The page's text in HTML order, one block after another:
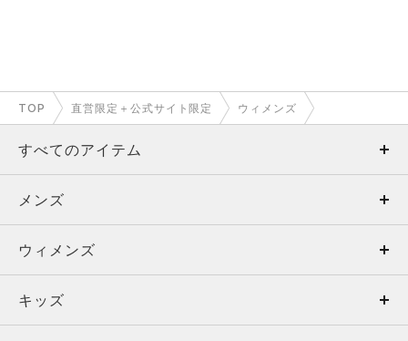
TOP 直営限定＋公式サイト限定 ウィメンズ
すべてのアイテム
メンズ
ウィメンズ
キッズ
メンズ
トップス
ボトムス
ウィメンズ
トップス
キッズ